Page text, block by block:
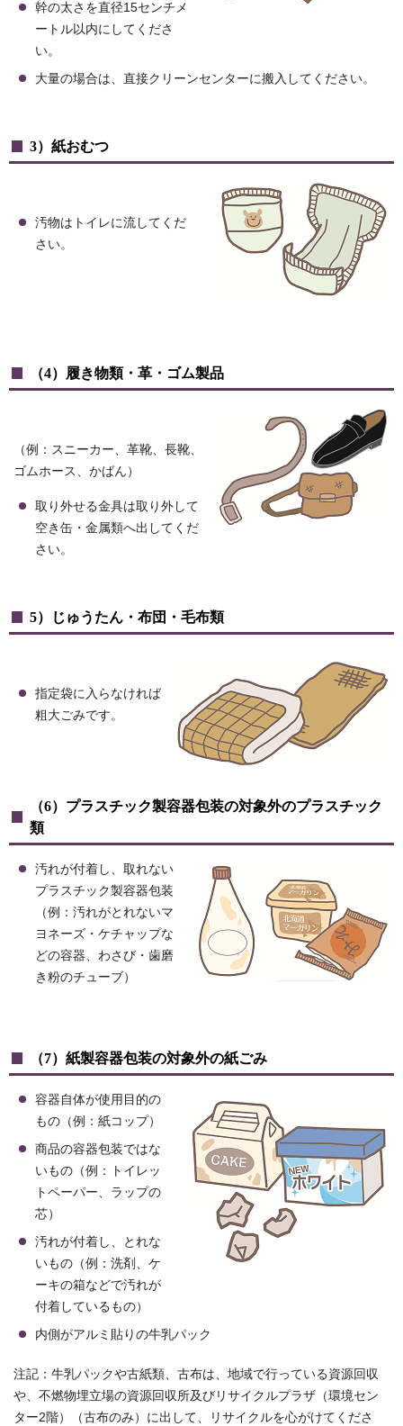
幹の太さを直径15センチメ
ートル以内にしてくださ
い。
大量の場合は、直接クリーンセンターに搬入してください。
3）紙おむつ
汚物はトイレに流してくだ
さい。
（4）履き物類・革・ゴム製品
（例：スニーカー、革靴、長靴、
ゴムホース、かばん）
取り外せる金具は取り外して
空き缶・金属類へ出してくだ
さい。
5）じゅうたん・布団・毛布類
指定袋に入らなければ
粗大ごみです。
（6）プラスチック製容器包装の対象外のプラスチック
類
汚れが付着し、取れない
プラスチック製容器包装
（例：汚れがとれないマ
ヨネーズ・ケチャップな
どの容器、わさび・歯磨
き粉のチューブ）
（7）紙製容器包装の対象外の紙ごみ
容器自体が使用目的の
もの（例：紙コップ）
商品の容器包装ではな
いもの（例：トイレッ
トペーパー、ラップの
芯）
汚れが付着し、とれな
いもの（例：洗剤、ケ
ーキの箱などで汚れが
付着しているもの）
内側がアルミ貼りの牛乳パック
注記：牛乳パックや古紙類、古布は、地域で行っている資源回収
や、不燃物埋立場の資源回収所及びリサイクルプラザ（環境セン
ター2階）（古布のみ）に出して、リサイクルを心がけてくださ